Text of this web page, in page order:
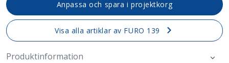
Anpassa och spara i projektkorg
Visa alla artiklar av FURO 139
Produktinformation